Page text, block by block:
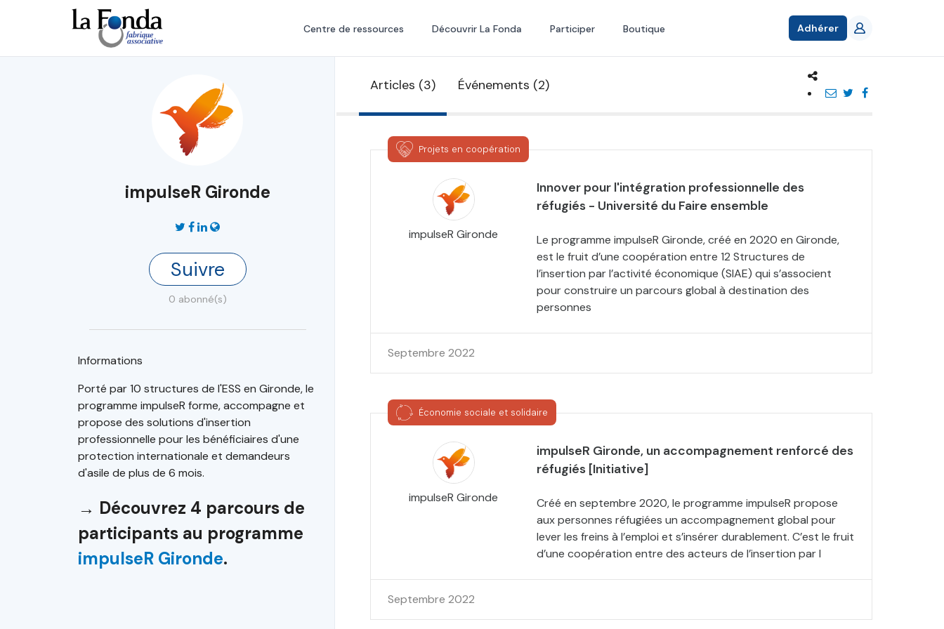
principal
Centre de ressources Découvrir La Fonda Participer Boutique Adhérer
impulseR Gironde
Suivre
0 abonné(s)
Informations
Porté par 10 structures de l'ESS en Gironde, le
programme impulseR forme, accompagne et
propose des solutions d'insertion
professionnelle pour les bénéficiaires d'une
protection internationale et demandeurs
d'asile de plus de 6 mois.
→ Découvrez 4 parcours de
participants au programme
impulseR Gironde.
Articles (3) Événements (2)
Projets en coopération
impulseR Gironde
Innover pour l'intégration professionnelle des
réfugiés - Université du Faire ensemble
Le programme impulseR Gironde, créé en 2020 en Gironde,
est le fruit d’une coopération entre 12 Structures de
l’insertion par l’activité économique (SIAE) qui s’associent
pour construire un parcours global à destination des
personnes
Septembre 2022
Économie sociale et solidaire
impulseR Gironde
impulseR Gironde, un accompagnement renforcé des
réfugiés [Initiative]
Créé en septembre 2020, le programme impulseR propose
aux personnes réfugiées un accompagnement global pour
lever les freins à l’emploi et s’insérer durablement. C’est le fruit
d’une coopération entre des acteurs de l’insertion par l
Septembre 2022